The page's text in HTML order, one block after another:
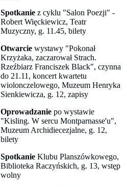
Spotkanie z cyklu "Salon Poezji" -
Robert Więckiewicz, Teatr
Muzyczny, g. 11.45, bilety
Otwarcie wystawy "Pokonał
Krzyżaka, zaczarował Strach.
Rzeźbiarz Franciszek Black", czynna
do 21.11, koncert kwartetu
wiolonczelowego, Muzeum Henryka
Sienkiewicza, g. 12, zapisy
Oprowadzanie po wystawie
"Kisling. W sercu Montparnasse'u",
Muzeum Archidiecezjalne, g. 12,
bilety
Spotkanie Klubu Planszówkowego,
Biblioteka Raczyńskich, g. 13, wstęp
wolny